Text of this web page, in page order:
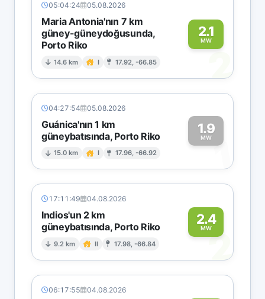
05:04:24 05.08.2026
Maria Antonia'nın 7 km
güney-güneydoğusunda,
Porto Riko
14.6 km I 17.92, -66.85
2.1
MW
2
04:27:54 05.08.2026
Guánica'nın 1 km
güneybatısında, Porto Riko
15.0 km I 17.96, -66.92
1.9
MW1
17:11:49 04.08.2026
Indios'un 2 km
güneybatısında, Porto Riko
9.2 km II 17.98, -66.84
2.4
MW
2
06:17:55 04.08.2026